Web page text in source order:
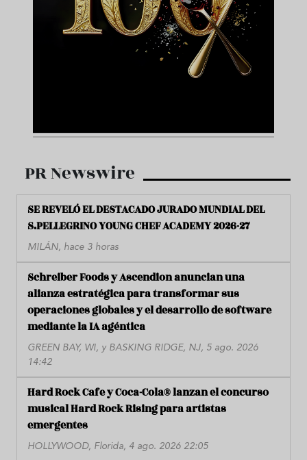
PR Newswire
SE REVELÓ EL DESTACADO JURADO MUNDIAL DEL
S.PELLEGRINO YOUNG CHEF ACADEMY 2026-27
MILÁN, hace 3 horas
Schreiber Foods y Ascendion anuncian una
alianza estratégica para transformar sus
operaciones globales y el desarrollo de software
mediante la IA agéntica
GREEN BAY, WI, y BASKING RIDGE, NJ, 5 ago. 2026
14:42
Hard Rock Cafe y Coca-Cola® lanzan el concurso
musical Hard Rock Rising para artistas
emergentes
HOLLYWOOD, Florida, 4 ago. 2026 22:05